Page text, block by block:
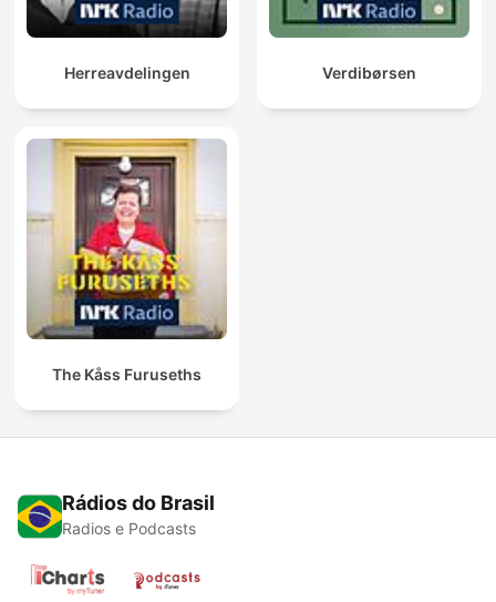
Herreavdelingen Verdibørsen
The Kåss Furuseths
Rádios do Brasil
Radios e Podcasts